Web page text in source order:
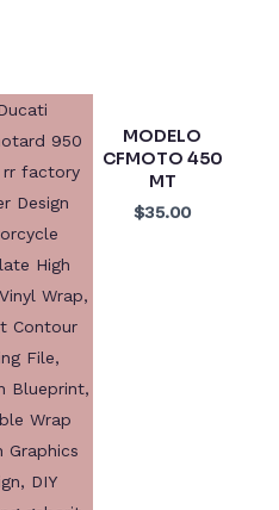
MODELO
CFMOTO 450
MT
$35.00